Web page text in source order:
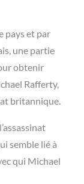
pays et par
une partie
obtenir
Rafferty,
britannique.
semble lié à
qui Michael